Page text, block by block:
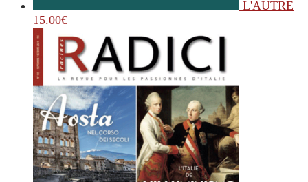
L'AUTRE
15.00€